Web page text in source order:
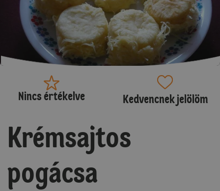
Nincs értékelve Kedvencnek jelölöm
Krémsajtos
pogácsa